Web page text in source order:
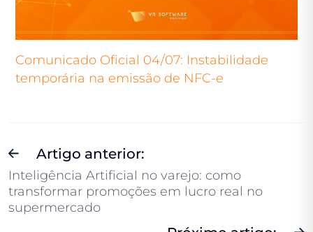
Comunicado Oficial 04/07: Instabilidade
temporária na emissão de NFC-e
Artigo anterior:
Inteligência Artificial no varejo: como
transformar promoções em lucro real no
supermercado